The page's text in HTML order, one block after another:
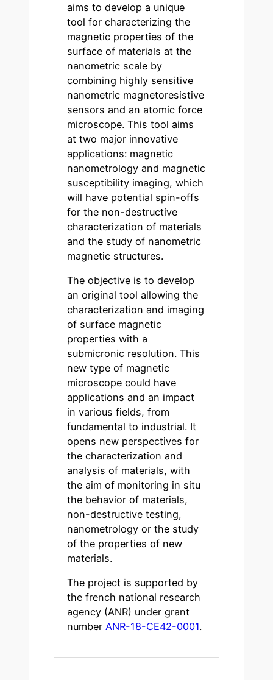
aims to develop a unique
tool for characterizing the
magnetic properties of the
surface of materials at the
nanometric scale by
combining highly sensitive
nanometric magnetoresistive
sensors and an atomic force
microscope. This tool aims
at two major innovative
applications: magnetic
nanometrology and magnetic
susceptibility imaging, which
will have potential spin-offs
for the non-destructive
characterization of materials
and the study of nanometric
magnetic structures.
The objective is to develop
an original tool allowing the
characterization and imaging
of surface magnetic
properties with a
submicronic resolution. This
new type of magnetic
microscope could have
applications and an impact
in various fields, from
fundamental to industrial. It
opens new perspectives for
the characterization and
analysis of materials, with
the aim of monitoring in situ
the behavior of materials,
non-destructive testing,
nanometrology or the study
of the properties of new
materials.
The project is supported by
the french national research
agency (ANR) under grant
numberANR-18-CE42-0001.